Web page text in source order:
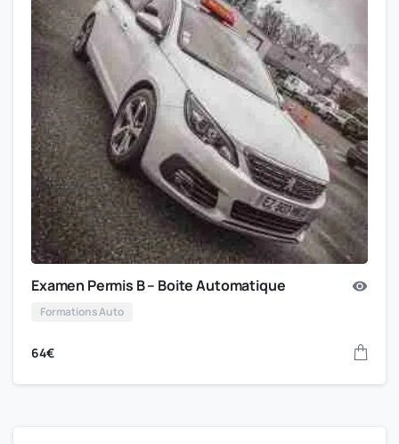
Examen Permis B – Boite Automatique
Formations Auto
64€